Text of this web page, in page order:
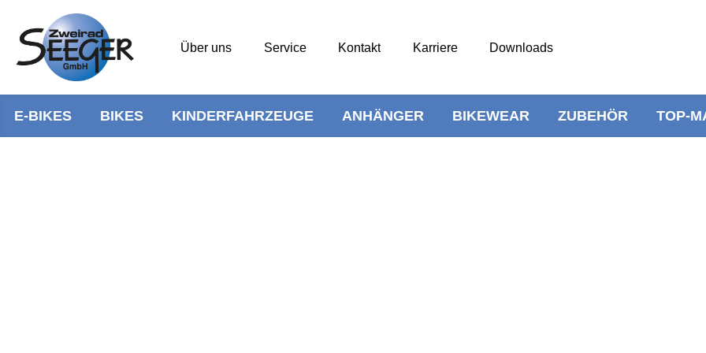
Über uns Service Kontakt Karriere Downloads
E-BIKES BIKES KINDERFAHRZEUGE ANHÄNGER BIKEWEAR ZUBEHÖR TOP-